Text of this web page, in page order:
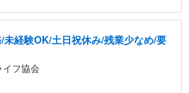
経験OK/土日祝休み/残業少なめ/要
フ協会